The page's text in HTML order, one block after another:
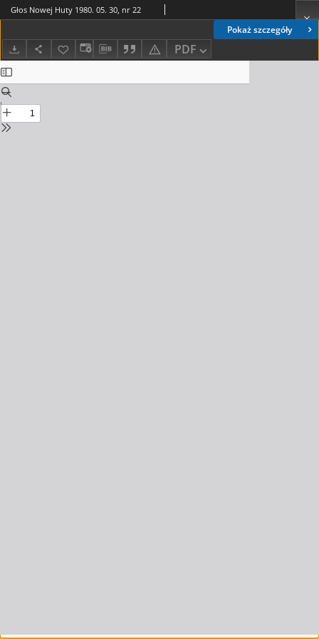
Pokaż szczegóły
PDF
Głos Nowej Huty 1980. 05. 30, nr 22